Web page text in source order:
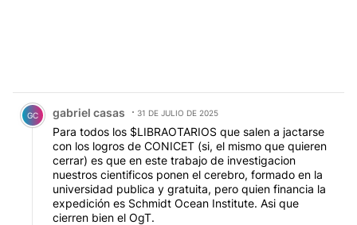
Comentario de gabriel casas.
GC gabriel casas 31 DE JULIO DE 2025
Para todos los $LIBRAOTARIOS que salen a jactarse
con los logros de CONICET (si, el mismo que quieren
cerrar) es que en este trabajo de investigacion
nuestros cientificos ponen el cerebro, formado en la
universidad publica y gratuita, pero quien financia la
expedición es Schmidt Ocean Institute. Asi que
cierren bien el OgT.